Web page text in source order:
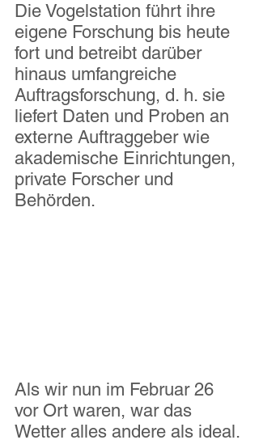
Die Vogelstation führt ihre
eigene Forschung bis heute
fort und betreibt darüber
hinaus umfangreiche
Auftragsforschung, d. h. sie
liefert Daten und Proben an
externe Auftraggeber wie
akademische Einrichtungen,
private Forscher und
Behörden.
Als wir nun im Februar 26
vor Ort waren, war das
Wetter alles andere als ideal.